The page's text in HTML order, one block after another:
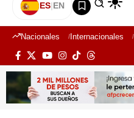
ES|EN
Nacionales Internacionales